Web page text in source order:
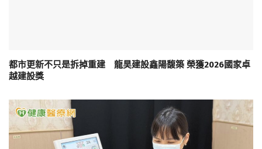
都市更新不只是拆掉重建 龍昊建設鑫陽馥築 榮獲2026國家卓
越建設獎